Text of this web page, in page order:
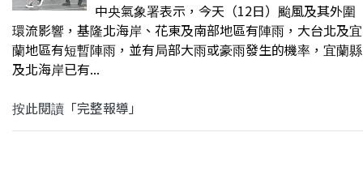
中央氣象署表示，今天（12日）颱風及其外圍
環流影響，基隆北海岸、花東及南部地區有陣雨，大台北及宜
蘭地區有短暫陣雨，並有局部大雨或豪雨發生的機率，宜蘭縣
及北海岸已有...
按此閱讀「完整報導」